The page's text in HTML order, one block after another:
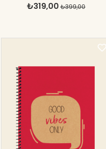
Eco
₺319,00 ₺399,00